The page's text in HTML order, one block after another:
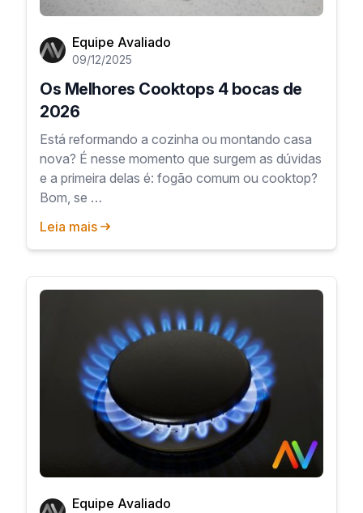
Equipe Avaliado
09/12/2025
Os Melhores Cooktops 4 bocas de
2026
Está reformando a cozinha ou montando casa
nova? É nesse momento que surgem as dúvidas
e a primeira delas é: fogão comum ou cooktop?
Bom, se …
Leia mais
Equipe Avaliado